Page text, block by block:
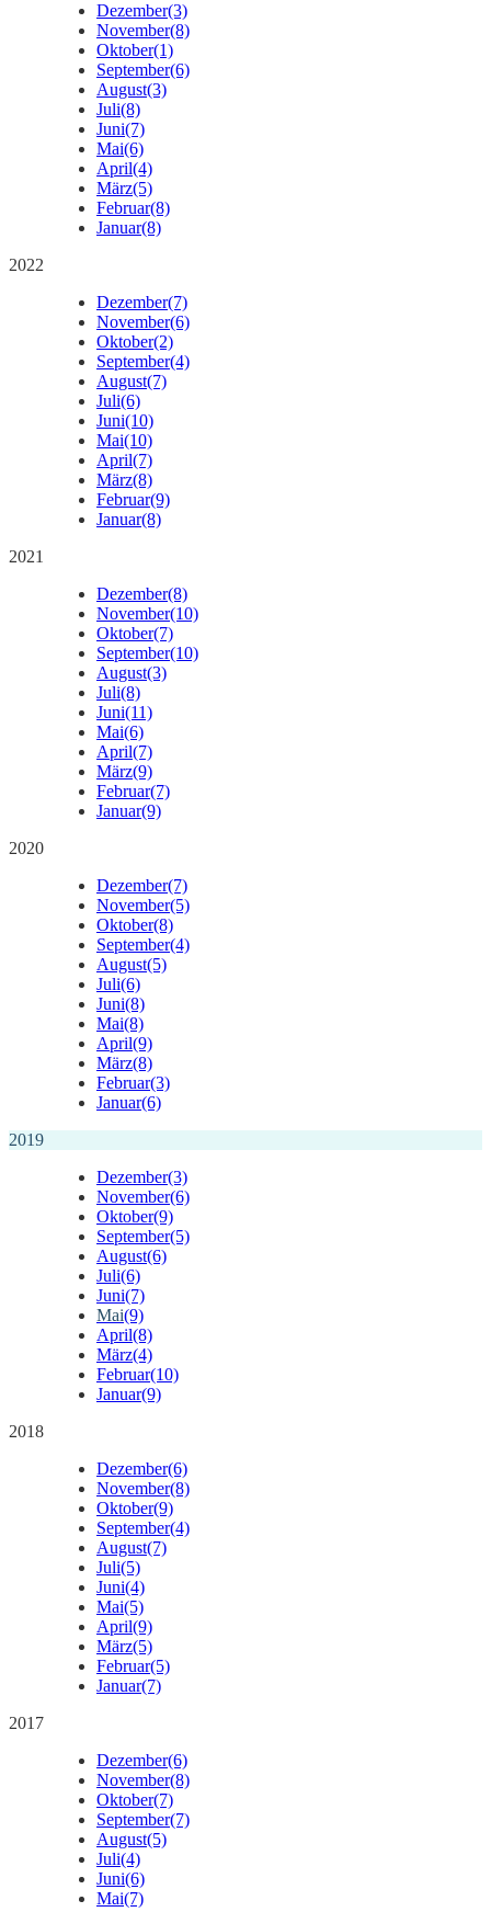
Dezember(3)
November(8)
Oktober(1)
September(6)
August(3)
Juli(8)
Juni(7)
Mai(6)
April(4)
März(5)
Februar(8)
Januar(8)
2022
Dezember(7)
November(6)
Oktober(2)
September(4)
August(7)
Juli(6)
Juni(10)
Mai(10)
April(7)
März(8)
Februar(9)
Januar(8)
2021
Dezember(8)
November(10)
Oktober(7)
September(10)
August(3)
Juli(8)
Juni(11)
Mai(6)
April(7)
März(9)
Februar(7)
Januar(9)
2020
Dezember(7)
November(5)
Oktober(8)
September(4)
August(5)
Juli(6)
Juni(8)
Mai(8)
April(9)
März(8)
Februar(3)
Januar(6)
2019
Dezember(3)
November(6)
Oktober(9)
September(5)
August(6)
Juli(6)
Juni(7)
Mai(9)
April(8)
März(4)
Februar(10)
Januar(9)
2018
Dezember(6)
November(8)
Oktober(9)
September(4)
August(7)
Juli(5)
Juni(4)
Mai(5)
April(9)
März(5)
Februar(5)
Januar(7)
2017
Dezember(6)
November(8)
Oktober(7)
September(7)
August(5)
Juli(4)
Juni(6)
Mai(7)